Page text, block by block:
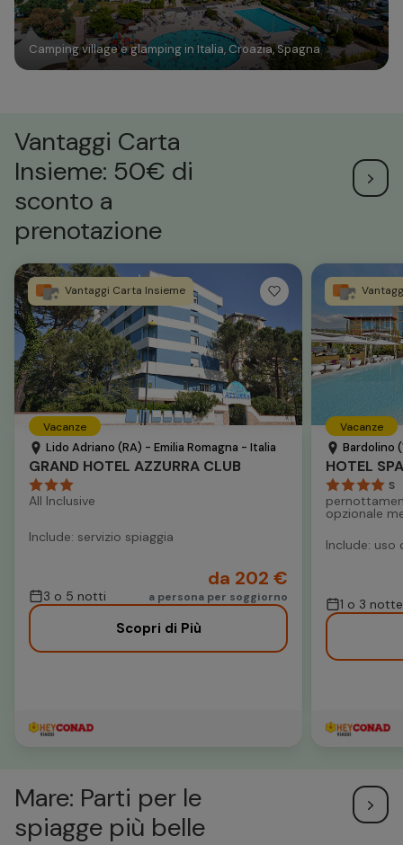
Camping village e glamping in Italia, Croazia, Spagna
Vantaggi Carta
Insieme: 50€ di
sconto a
prenotazione
Vantaggi Carta Insieme
Vacanze
Lido Adriano (RA) - Emilia Romagna - Italia
GRAND HOTEL AZZURRA CLUB
All Inclusive
Include: servizio spiaggia
3 o 5 notti
da 202 €
a persona per soggiorno
Scopri di Più
Vacanze
Bardolino
S
opzionale
Include: uso
1 o 3 notte
Mare: Parti per le
spiagge più belle